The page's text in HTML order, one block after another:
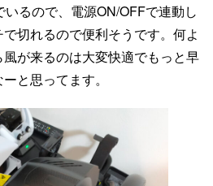
るので、電源ON/OFFで連動し
切れるので便利そうです。何よ
が来るのは大変快適でもっと早
と思ってます。